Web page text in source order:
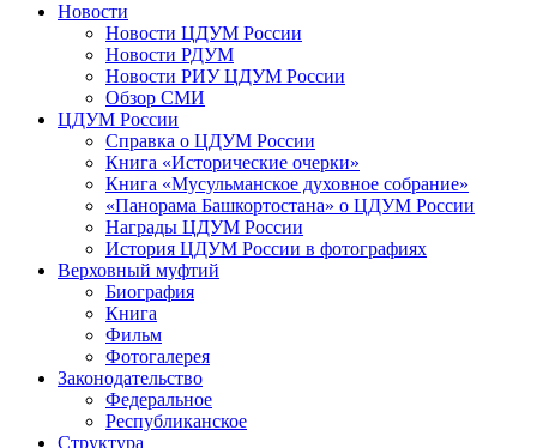
Новости
Новости ЦДУМ России
Новости РДУМ
Новости РИУ ЦДУМ России
Обзор СМИ
ЦДУМ России
Справка о ЦДУМ России
Книга «Исторические очерки»
Книга «Мусульманское духовное собрание»
«Панорама Башкортостана» о ЦДУМ России
Награды ЦДУМ России
История ЦДУМ России в фотографиях
Верховный муфтий
Биография
Книга
Фильм
Фотогалерея
Законодательство
Федеральное
Республиканское
Структура